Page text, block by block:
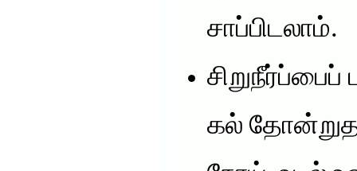
சாப்பிடலாம்.
சிறுநீர்ப்பைப்
கல்